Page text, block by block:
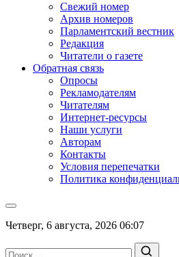
Свежий номер
Архив номеров
Парламентский вестник
Редакция
Читатели о газете
Обратная связь
Опросы
Рекламодателям
Читателям
Интернет-ресурсы
Наши услуги
Авторам
Контакты
Условия перепечатки
Политика
Четверг, 6 августа, 2026 06:07